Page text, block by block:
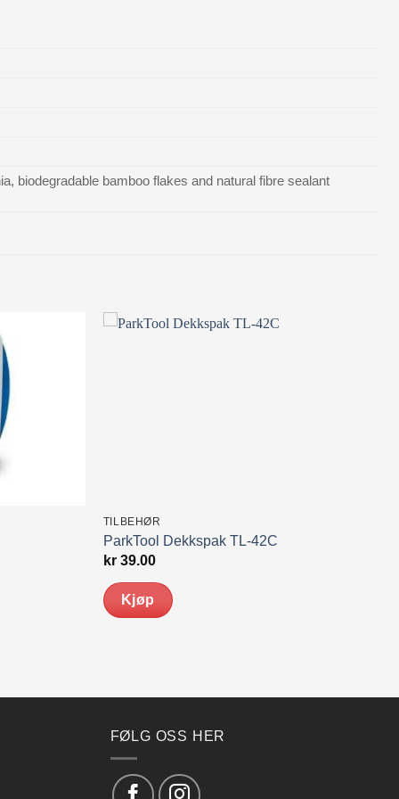
biodegradable bamboo flakes and natural fibre sealant
TILBEHØR
ParkTool Dekkspak TL-42C
kr39.00
Kjøp
FØLG OSS HER